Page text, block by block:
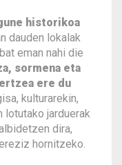
historikoa
dauden lokalak
eman nahi die
sormena eta
ere du
kulturarekin,
lotutako jarduerak
dira,
hornitzeko.